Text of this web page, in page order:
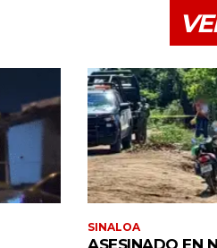
SINALOA